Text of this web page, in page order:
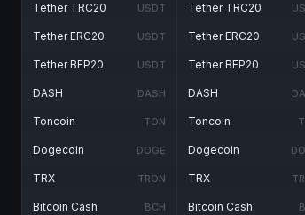
Tether TRC20 USDT
Tether ERC20 USDT
Tether BEP20 USDT
DASH DASH
Toncoin TON
Dogecoin DOGE
TRX TRON
Bitcoin Cash BCH
Tether TRC20
Tether ERC20
Tether BEP20
DASH
Toncoin
Dogecoin
TRX
Bitcoin Cash